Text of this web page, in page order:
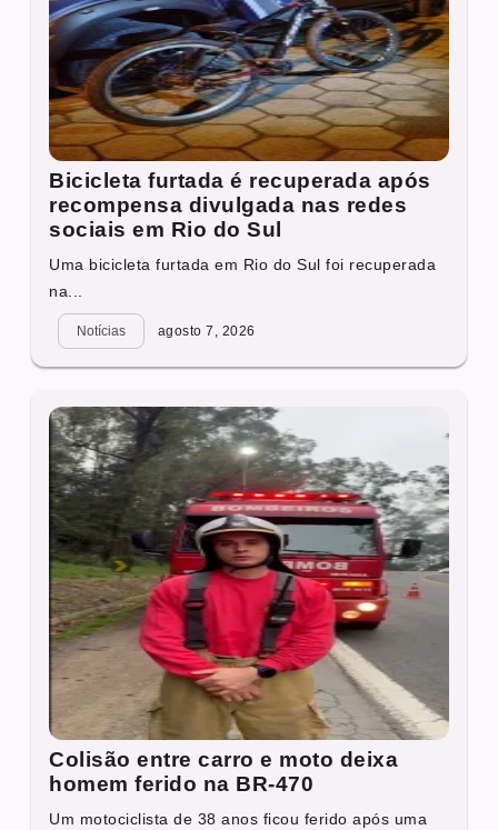
Bicicleta furtada é recuperada após
recompensa divulgada nas redes
sociais em Rio do Sul
Uma bicicleta furtada em Rio do Sul foi recuperada
na...
Notícias agosto 7, 2026
Colisão entre carro e moto deixa
homem ferido na BR-470
Um motociclista de 38 anos ficou ferido após uma